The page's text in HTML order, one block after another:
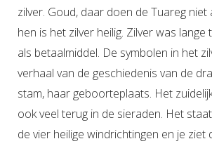
zilver. Goud, daar doen de Tuareg
hen is het zilver heilig. Zilver was lange
als betaalmiddel. De symbolen in het
verhaal van de geschiedenis van de
stam, haar geboorteplaats. Het
ook veel terug in de sieraden. Het
de vier heilige windrichtingen en je ziet